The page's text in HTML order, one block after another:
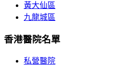
黃大仙區
九龍城區
香港醫院名單
私營醫院